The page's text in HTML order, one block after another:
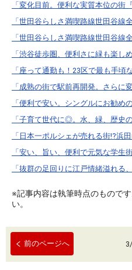
「変化目前。便利な実質本位の街
「世田谷らしさ満喫路線世田谷線
「世田谷らしさ満喫路線世田谷線
「渋谷徒歩圏、便利さに緑も楽し
「座って通勤も！23区で最も手頃
「成熟の街で駅前再開発。さらに
「便利で安い。シングルにお勧め
「子育て世代に◎。水、緑、歴史
「日本一ポルシェが売れる街!?浜田
「安い、旨い、便利で元気な学生
「抜群の足回りに江戸情緒溢れる
※記事内容は執筆時点のもので
い。
前のページへ 3/